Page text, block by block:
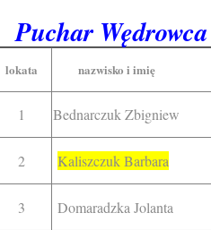
Puchar Wędrowca
lokata nazwisko i imię
1 Bednarczuk Zbigniew
2 Kaliszczuk Barbara
3 Domaradzka Jolanta